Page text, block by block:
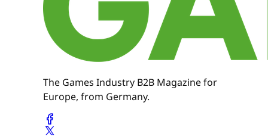
The Games Industry B2B Magazine for
Europe, from Germany.